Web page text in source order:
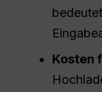
Kosten